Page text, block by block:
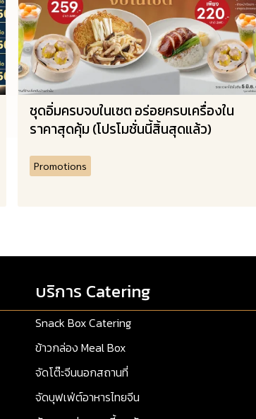
ชุดอิ่มครบจบในเซต อร่อยครบเครื่องใน
ราคาสุดคุ้ม (โปรโมชั่นนี้สิ้นสุดแล้ว)
Promotions
บริการ Catering
Snack Box Catering
ข้าวกล่อง Meal Box
จัดโต๊ะจีนนอกสถานที่
จัดบุฟเฟ่ต์อาหารไทยจีน